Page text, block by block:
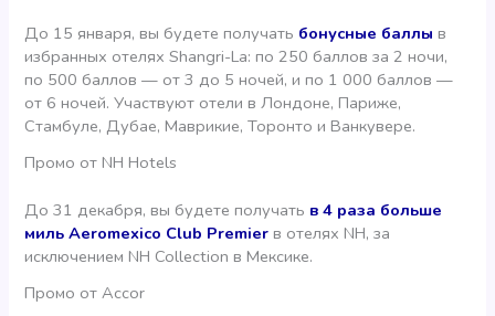
До 15 января, вы будете получать бонусные баллы в
избранных отелях Shangri-La: по 250 баллов за 2 ночи,
по 500 баллов — от 3 до 5 ночей, и по 1 000 баллов —
от 6 ночей. Участвуют отели в Лондоне, Париже,
Стамбуле, Дубае, Маврикие, Торонто и Ванкувере.
Промо от NH Hotels
До 31 декабря, вы будете получать в 4 раза больше
миль Aeromexico Club Premier в отелях NH, за
исключением NH Collection в Мексике.
Промо от Accor